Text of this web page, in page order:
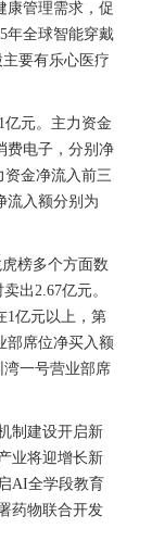
康管理需求，促
年全球智能穿戴
要有乐心医疗
元。主力资金
费电子，分别净
资金净流入前三
流入额分别为
榜多个方面数
出2.67亿元。
1亿元以上，第
部席位净买入额
湾一号营业部席
制建设开启新
业将迎增长新
AI全学段教育
药物联合开发